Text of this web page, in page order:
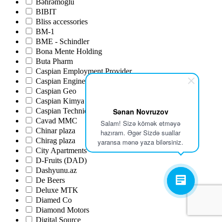
Sənan Novruzov
Salam! Sizə kömək etməyə
hazıram. Əgər Sizdə suallar
yaransa mənə yaza bilərsiniz.
BIBIT
Bliss accessories
BM-1
BME - Schindler
Bona Mente Holding
Buta Pharm
Caspian Employment Provider
Caspian Engineering Solutions
Caspian Geo
Caspian Kimya
Caspian Technical and Logistical Services
Cavad MMC
Chinar plaza
Chirag plaza
City Apartments
D-Fruits (DAD)
Dashyunu.az
De Beers
Deluxe MTK
Diamed Co
Diamond Motors
Digital Source